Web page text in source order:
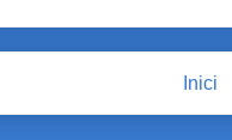
Inici